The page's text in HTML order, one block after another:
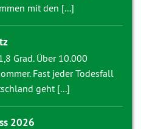
mit den [...]
Grad. Über 10.000
Fast jeder Todesfall
geht [...]
2026